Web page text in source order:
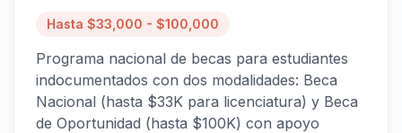
Hasta $33,000 - $100,000
Programa nacional de becas para estudiantes
indocumentados con dos modalidades: Beca
Nacional (hasta $33K para licenciatura) y Beca
de Oportunidad (hasta $100K) con apoyo